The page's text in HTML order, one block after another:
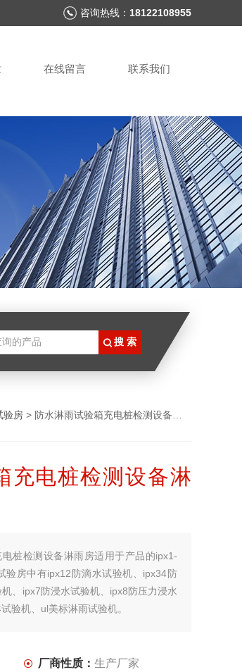
咨询热线： 18122108955
在线留言 联系我们
验房 > 防水淋雨试验箱充电桩检测设备淋雨房
充电桩检测设备淋
桩检测设备淋雨房适用于产品的ipx1-
验房中有ipx12防滴水试验机、ipx34防
、ipx7防浸水试验机、ipx8防压力浸水
验机、ul美标淋雨试验机。
厂商性质： 生产厂家